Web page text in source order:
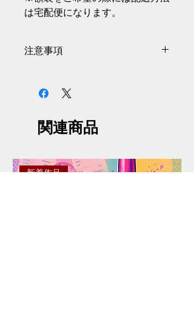
は宅配便になります。
注意事項
掲載情報から0.5〜1cmの誤差があ
る場合がございます。
ジや色味が異なる場合がございま
す。予めご了承ください。
く変更する場合がございます。予
めご了承ください。
関連商品
新着作品